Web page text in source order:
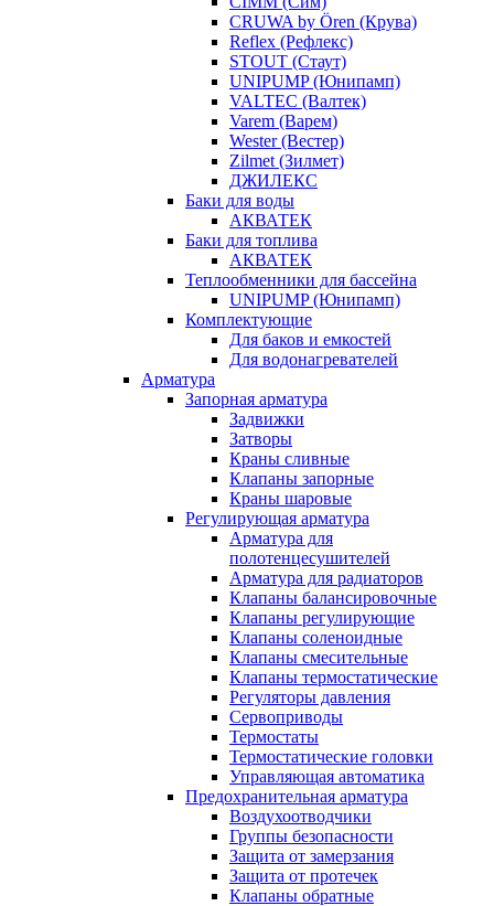
CRUWA by Ören (Крува)
Reflex (Рефлекс)
STOUT (Стаут)
UNIPUMP (Юнипамп)
VALTEC (Валтек)
Varem (Варем)
Wester (Вестер)
Zilmet (Зилмет)
ДЖИЛЕКС
Баки для воды
АКВАТЕК
Баки для топлива
АКВАТЕК
Теплообменники для бассейна
UNIPUMP (Юнипамп)
Комплектующие
Для баков и емкостей
Для водонагревателей
Арматура
Запорная арматура
Задвижки
Затворы
Краны сливные
Клапаны запорные
Краны шаровые
Регулирующая арматура
Арматура для
полотенцесушителей
Арматура для радиаторов
Клапаны балансировочные
Клапаны регулирующие
Клапаны соленоидные
Клапаны смесительные
Клапаны термостатические
Регуляторы давления
Сервоприводы
Термостаты
Термостатические головки
Управляющая автоматика
Предохранительная арматура
Воздухоотводчики
Группы безопасности
Защита от замерзания
Защита от протечек
Клапаны обратные